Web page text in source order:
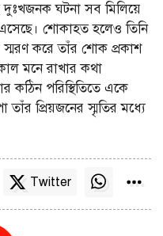
ঘটনা সব মিলিয়ে
শোকাহত হলেও তিনি
স্মরণ করে তাঁর শোক প্রকাশ
মনে রাখার কথা
কঠিন পরিস্থিতিতে একে
প্রিয়জনের স্মৃতির মধ্যে
Twitter